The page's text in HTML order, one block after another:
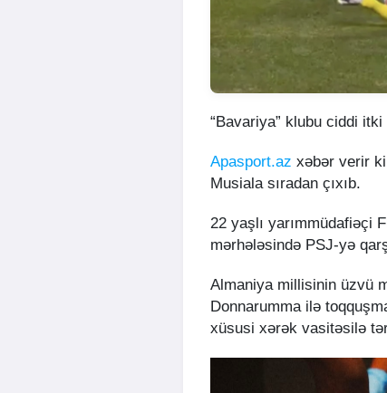
“Bavariya” klubu ciddi
Apasport.az xəbər verir
Musiala sıradan çıxıb.
22 yaşlı yarımmüdafiəçi
mərhələsində PSJ-yə
Almaniya millisinin üzvü
Donnarumma ilə
xüsusi xərək vasitəsilə